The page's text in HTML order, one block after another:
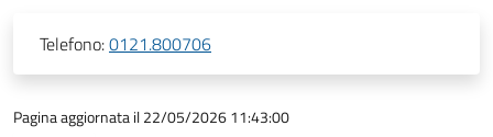
Telefono:0121.800706
Pagina aggiornata il 22/05/2026 11:43:00